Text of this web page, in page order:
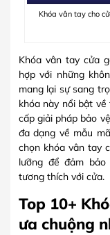
Khóa vân tay cho
Khóa vân tay cửa
hợp với những
mang lại sự sang
khóa này nổi bật
cấp giải pháp bảo
đa dạng về mẫu
chọn khóa vân tay
lưỡng để đảm
tương thích với cửa.
Top 10+
ưa chuộng